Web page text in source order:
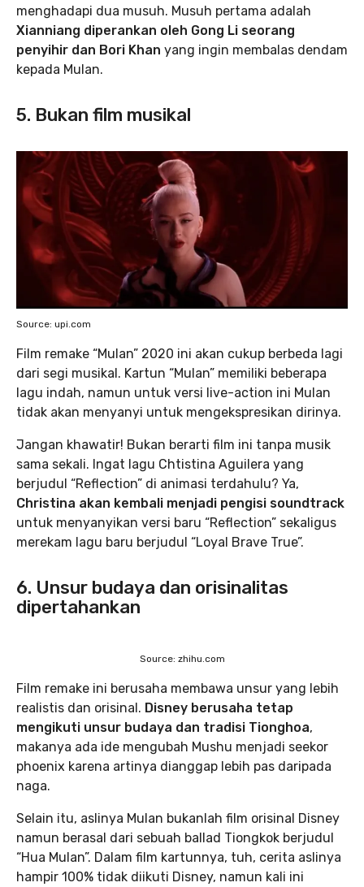
menghadapi dua musuh. Musuh pertama adalah
Xianniang diperankan oleh Gong Li seorang
penyihir dan Bori Khan yang ingin membalas dendam
kepada Mulan.
5. Bukan film musikal
Source: upi.com
Film remake “Mulan” 2020 ini akan cukup berbeda lagi
dari segi musikal. Kartun “Mulan” memiliki beberapa
lagu indah, namun untuk versi live-action ini Mulan
tidak akan menyanyi untuk mengekspresikan dirinya.
Jangan khawatir! Bukan berarti film ini tanpa musik
sama sekali. Ingat lagu Chtistina Aguilera yang
berjudul “Reflection” di animasi terdahulu? Ya,
Christina akan kembali menjadi pengisi soundtrack
untuk menyanyikan versi baru “Reflection” sekaligus
merekam lagu baru berjudul “Loyal Brave True”.
6. Unsur budaya dan orisinalitas
dipertahankan
Source: zhihu.com
Film remake ini berusaha membawa unsur yang lebih
realistis dan orisinal. Disney berusaha tetap
mengikuti unsur budaya dan tradisi Tionghoa,
makanya ada ide mengubah Mushu menjadi seekor
phoenix karena artinya dianggap lebih pas daripada
naga.
Selain itu, aslinya Mulan bukanlah film orisinal Disney
namun berasal dari sebuah ballad Tiongkok berjudul
“Hua Mulan”. Dalam film kartunnya, tuh, cerita aslinya
hampir 100% tidak diikuti Disney, namun kali ini